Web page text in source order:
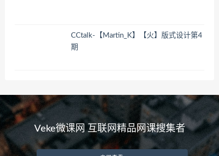
CCtalk-【Martin_K】【火】版式设计第4
期
Veke微课网 互联网精品网课搜集者